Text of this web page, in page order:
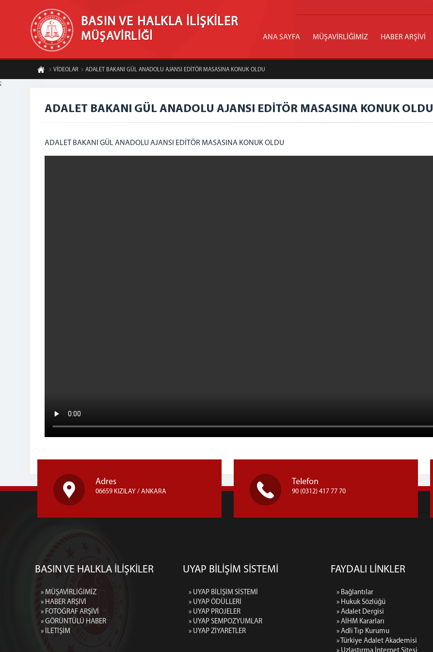
BASIN VE HALKLA İLİŞKİLER
MÜŞAVİRLİĞİ ANA SAYFA MÜŞAVİRLİĞİMİZ HABER ARŞİVİ
VİDEOLAR ADALET BAKANI GÜL ANADOLU AJANSI EDİTÖR MASASINA KONUK OLDU
;
ADALET BAKANI GÜL ANADOLU AJANSI EDİTÖR MASASINA KONUK OLDU
ADALET BAKANI GÜL ANADOLU AJANSI EDİTÖR MASASINA KONUK OLDU
Adres
06659 KIZILAY / ANKARA
Telefon
90 (0312) 417 77 70
BASIN VE HALKLA İLİŞKİLER
» MÜŞAVİRLİĞİMİZ
» HABER ARŞİVİ
» FOTOĞRAF ARŞİVİ
» GÖRÜNTÜLÜ HABER
» İLETİŞİM
UYAP BİLİŞİM SİSTEMİ
» UYAP BİLİŞİM SİSTEMİ
» UYAP ÖDÜLLERİ
» UYAP PROJELER
» UYAP SEMPOZYUMLAR
» UYAP ZİYARETLER
FAYDALI LİNKLER
» Bağlantılar
» Hukuk Sözlüğü
» Adalet Dergisi
» AİHM Kararları
» Adli Tıp Kurumu
» Türkiye Adalet Akademisi